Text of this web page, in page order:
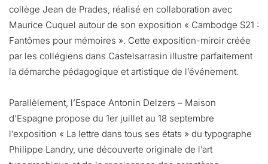
collège Jean de Prades, réalisé en collaboration avec
Maurice Cuquel autour de son exposition « Cambodge S21 :
Fantômes pour mémoires ». Cette exposition-miroir créée
par les collégiens dans Castelsarrasin illustre parfaitement
la démarche pédagogique et artistique de l’événement.
Parallèlement, l’Espace Antonin Delzers – Maison
d’Espagne propose du 1er juillet au 18 septembre
l’exposition « La lettre dans tous ses états » du typographe
Philippe Landry, une découverte originale de l’art